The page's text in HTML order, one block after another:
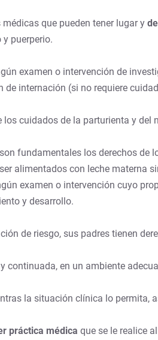
que pueden tener lugar y
puerperio.
examen o intervención de
internación (si no requiere
cuidados de la parturienta y del
fundamentales los derechos de
alimentados con leche materna
examen o intervención cuyo
y desarrollo.
de riesgo, sus padres tienen
continuada, en un ambiente
la situación clínica lo permita,
práctica médica que se le realice